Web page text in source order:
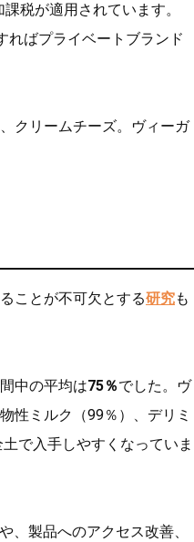
課税が適用されています。
ればプライベートブランド
クリームチーズ。ヴィーガ
ことが不可欠とする研究も
中の平均は75％でした。ヴ
性ミルク（99％）、デリミ
で入手しやすくなっていま
、製品へのアクセス改善、